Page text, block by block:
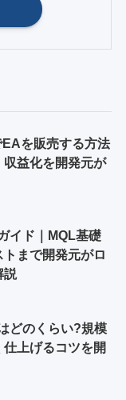
を販売する方法
収益化を開発元が
イド｜MQL基礎
まで開発元がロ
説
どのくらい?規模
上げるコツを開